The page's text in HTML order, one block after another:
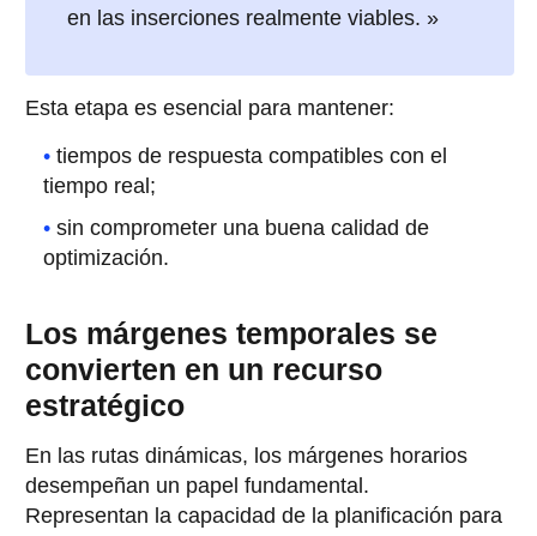
en las inserciones realmente viables. »
Esta etapa es esencial para mantener:
tiempos de respuesta compatibles con el
tiempo real;
sin comprometer una buena calidad de
optimización.
Los márgenes temporales se
convierten en un recurso
estratégico
En las rutas dinámicas, los márgenes horarios
desempeñan un papel fundamental.
Representan la capacidad de la planificación para